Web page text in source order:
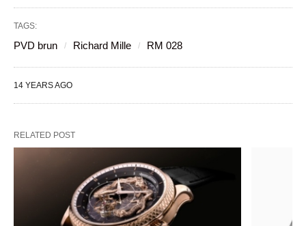
TAGS:
PVD brun Richard Mille RM 028
14 YEARS AGO
RELATED POST